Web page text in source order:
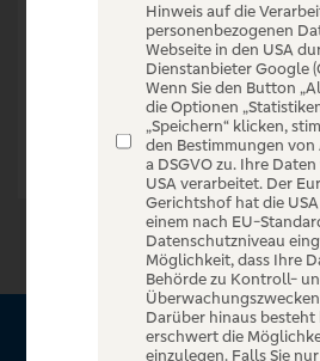
Zur Startseite
Hinweis auf die
personenbezogenen
Webseite in den USA
Dienstanbieter Google
Wenn Sie den Button
die Optionen
„Speichern“ klicken,
den Bestimmungen von
a DSGVO zu. Ihre
USA verarbeitet. Der
Gerichtshof hat die
einem nach EU-
Datenschutzniveau
Möglichkeit, dass Ihre
Behörde zu Kontroll-
Darüber hinaus
erschwert die
einzulegen. Falls Sie